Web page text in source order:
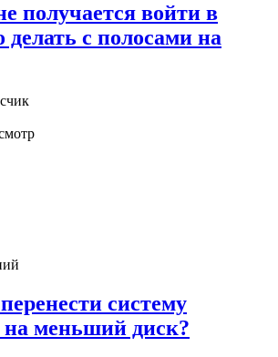
получается войти в
делать с полосами на
систему
меньший диск?